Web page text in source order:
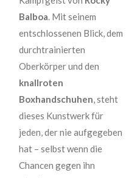
Balboa. Mit seinem
entschlossenen Blick, dem
durchtrainierten
Oberkörper und den
knallroten
Boxhandschuhen, steht
dieses Kunstwerk für
jeden, der nie aufgegeben
hat – selbst wenn die
Chancen gegen ihn